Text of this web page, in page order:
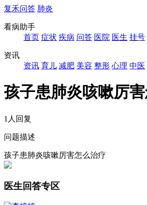
复禾问答 肺炎
看病助手
首页 症状 疾病 问答 医院 医生 挂号
资讯
资讯 育儿 减肥 美容 整形 心理 中医
孩子患肺炎咳嗽厉
1人回复
问题描述
孩子患肺炎咳嗽厉害怎么治疗
医生回答专区